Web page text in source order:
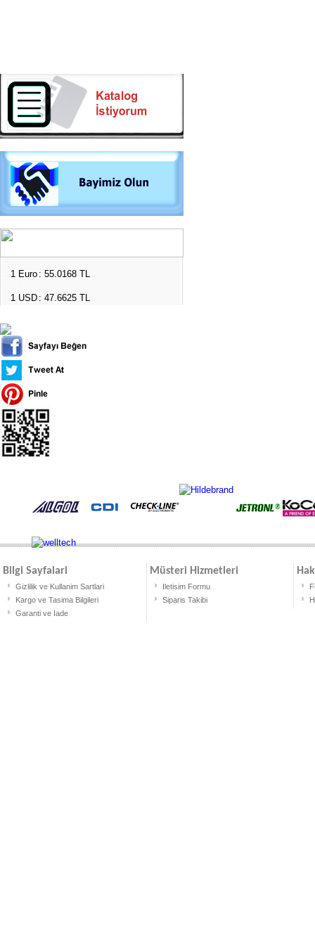
1 Euro : 55.0168 TL
1 USD : 47.6625 TL
Bilgi Sayfalari
Gizlilik ve Kullanim Sartlari
Kargo ve Tasima Bilgileri
Garanti ve Iade
Müsteri Hizmetleri
Iletisim Formu
Siparis Takibi